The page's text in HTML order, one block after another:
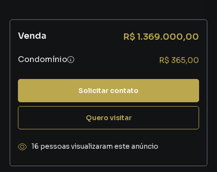
Venda R$ 1.369.000,00
Condomínio R$ 365,00
Solicitar contato
Quero visitar
16 pessoas visualizaram este anúncio